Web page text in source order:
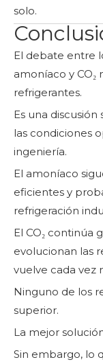
solo.
El debate entre
amoníaco y
refrigerantes.
Es una
las condiciones
ingeniería.
El amoníaco
eficientes y
refrigeración
El CO₂ continúa
evolucionan las
vuelve cada vez
Ninguno de los
superior.
La mejor
Sin embargo, lo